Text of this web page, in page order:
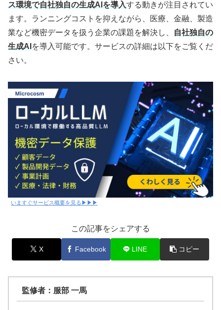
ス環境で自社独自の生成AIを導入する動きが注目されてい
ます。ランニングコストを抑えながら、医療、金融、製造
業など機密データを扱う企業の課題を解決し、
自社独自の
生成AI を導入可能です。サービスの詳細は以下をご覧くだ
さい。
いますぐサービス概要を見る▶▶▶
この記事をシェアする
X Facebook LINE コピー
監修者：服部 一馬